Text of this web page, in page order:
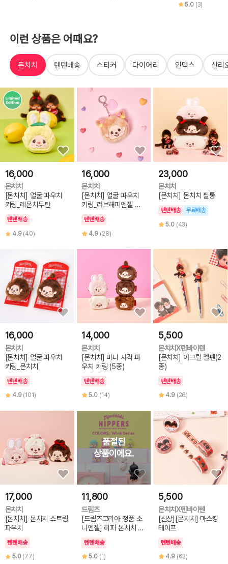
5.0 (3)
이런 상품은 어때요?
몬치치 텐텐배송 스티커 다이어리 인덱스 산리
16,000
몬치치
[몬치치] 얼굴 파우치
키링_레몬치무탄
텐텐배송
4.9 (40)
16,000
몬치치
[몬치치] 얼굴 파우치
키링_러브해피엔젤 몬
텐텐배송
4.9 (28)
23,000
몬치치
[몬치치] 몬치치 필통
텐텐배송
무료배송
5.0 (43)
16,000
몬치치
[몬치치] 얼굴 파우치
키링_몬치치
텐텐배송
4.9 (101)
14,000
몬치치
[몬치치] 미니 사각 파
우치 키링 (5종)
텐텐배송
5.0 (14)
5,500
몬치치X텐바이텐
[몬치치] 아크릴 젤펜(2
종)
텐텐배송
4.9 (26)
17,000
몬치치
[몬치치] 몬치치 스트링
파우치
텐텐배송
5.0 (77)
11,800
드림즈
[드림즈코리아 정품 소
니엔젤] 히퍼 몬치치 컬
텐텐배송
5.0 (1)
5,500
몬치치X텐바이텐
[신상][몬치치] 마스킹
테이프
텐텐배송
4.9 (63)